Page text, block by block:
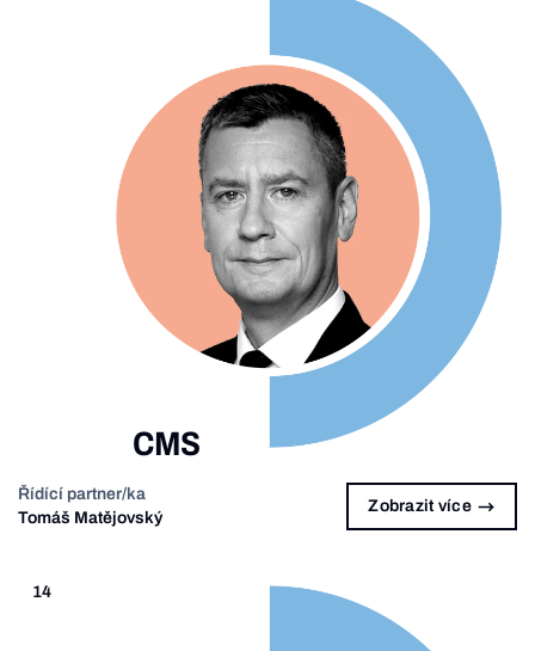
CMS
Řídící partner/ka
Tomáš Matějovský
Zobrazit více
14